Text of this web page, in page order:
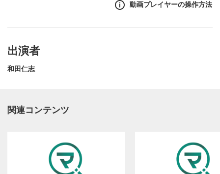
動画プレイヤーの操作方法
出演者
和田仁志
関連コンテンツ